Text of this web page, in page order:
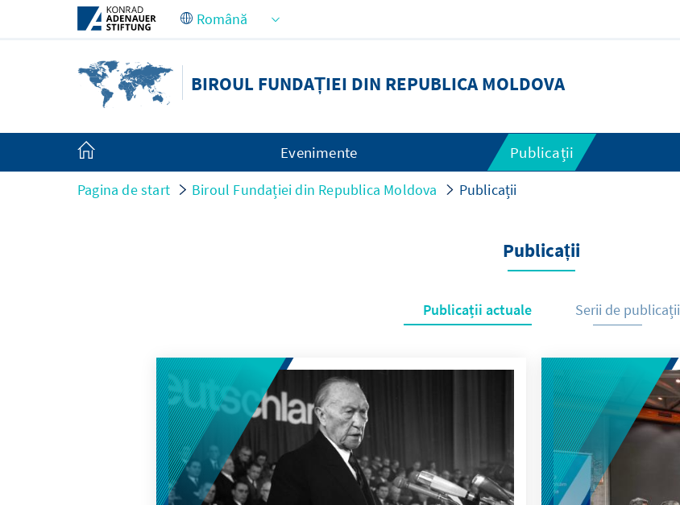
Skip to Main Content
BIROUL FUNDAȚIEI DIN REPUBLICA MOLDOVA
Evenimente Publicații
Pagina de start Biroul Fundației din Republica Moldova Publicații
Publicații
Publicații actuale Serii de publicații